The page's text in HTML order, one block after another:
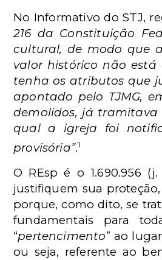
No Informativo do STJ,
216 da Constituição
cultural, de modo que
valor histórico não
tenha os atributos que
apontado pelo TJMG,
demolidos, já
qual a igreja foi
provisória”.1
O REsp é o 1.690.956
justifiquem sua
porque, como dito, se
fundamentais para
“pertencimento” ao
ou seja, referente ao